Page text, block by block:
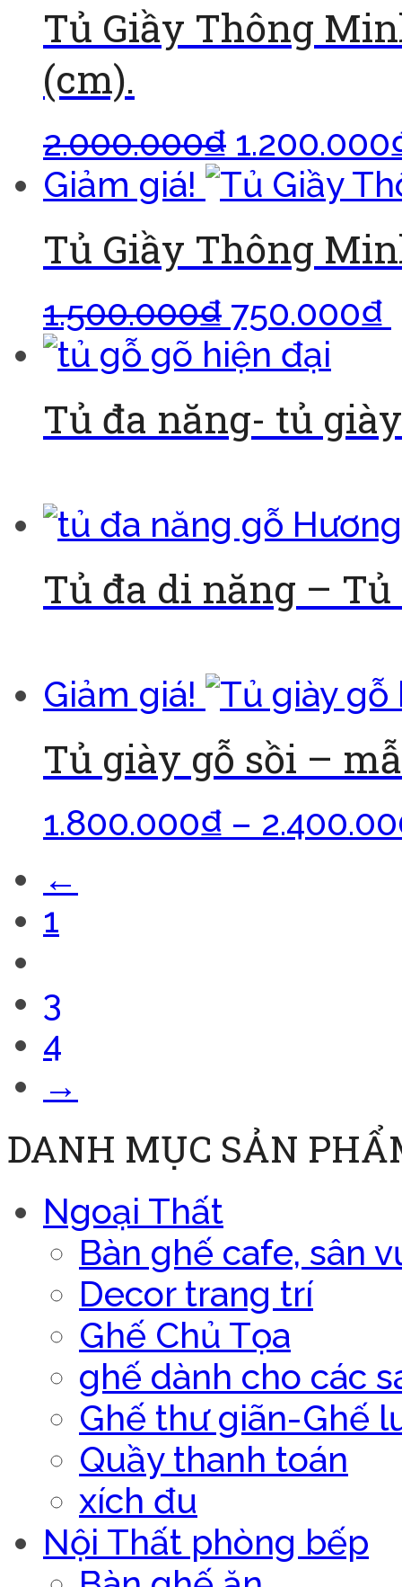
Tủ Giầy Thông
(cm).
2.000.000₫ 1.200.000
Giảm giá!
Tủ Giầy Thông
1.500.000₫ 750.000₫
Tủ đa năng- tủ
Tủ đa di năng –
Giảm giá!
Tủ giày gỗ sồi –
1.800.000₫ –
←
1
3
4
→
DANH MỤC SẢN
Ngoại Thất
Bàn ghế cafe, sân
Decor trang trí
Ghế Chủ Tọa
ghế dành cho các
Ghế thư giãn-Ghế
Quầy thanh toán
xích đu
Nội Thất phòng bếp